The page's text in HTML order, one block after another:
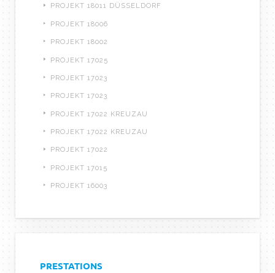
PROJEKT 18011 DÜSSELDORF
PROJEKT 18006
PROJEKT 18002
PROJEKT 17025
PROJEKT 17023
PROJEKT 17023
PROJEKT 17022 KREUZAU
PROJEKT 17022 KREUZAU
PROJEKT 17022
PROJEKT 17015
PROJEKT 16003
PRESTATIONS